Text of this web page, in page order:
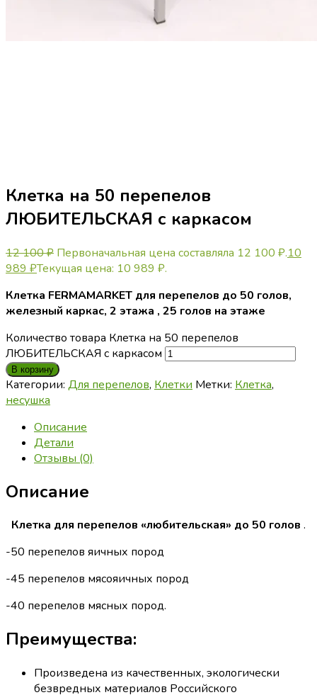
Клетка на 50 перепелов
ЛЮБИТЕЛЬСКАЯ с каркасом
12 100₽ Первоначальная цена составляла 12 100 ₽.10
989 ₽Текущая цена: 10 989 ₽.
Клетка FERMAMARKET для перепелов до 50 голов,
железный каркас, 2 этажа , 25 голов на этаже
Количество товара Клетка на 50 перепелов
ЛЮБИТЕЛЬСКАЯ с каркасом
В корзину
Категории: Для перепелов, Клетки Метки: Клетка,
несушка
Описание
Детали
Отзывы (0)
Описание
Клетка для перепелов «любительская» до 50 голов .
-50 перепелов яичных пород
-45 перепелов мясояичных пород
-40 перепелов мясных пород.
Преимущества:
Произведена из качественных, экологически
безвредных материалов Российского